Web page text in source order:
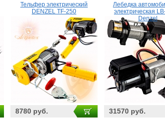
Тельфер электрический
DENZEL TF-250
8780 руб.
Лебедка
электрическая
Denzel
31570 руб.